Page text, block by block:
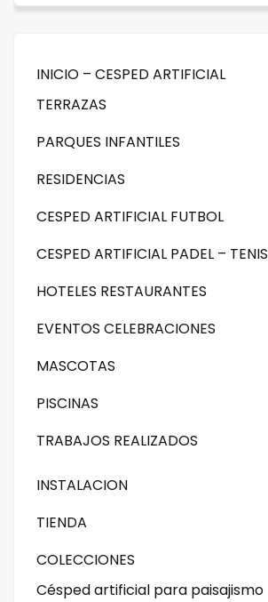
INICIO – CESPED ARTIFICIAL
TERRAZAS
PARQUES INFANTILES
RESIDENCIAS
CESPED ARTIFICIAL FUTBOL
CESPED ARTIFICIAL PADEL – TENIS
HOTELES RESTAURANTES
EVENTOS CELEBRACIONES
MASCOTAS
PISCINAS
TRABAJOS REALIZADOS
INSTALACION
TIENDA
COLECCIONES
Césped artificial para paisajismo